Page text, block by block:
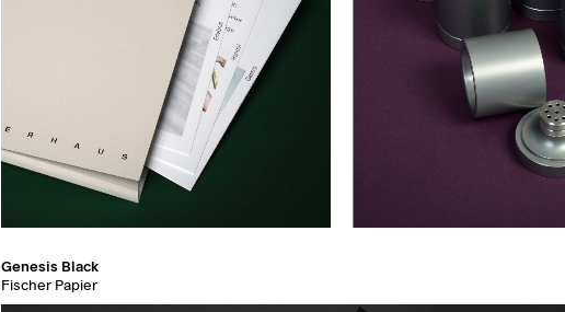
Genesis Black
Fischer Papier